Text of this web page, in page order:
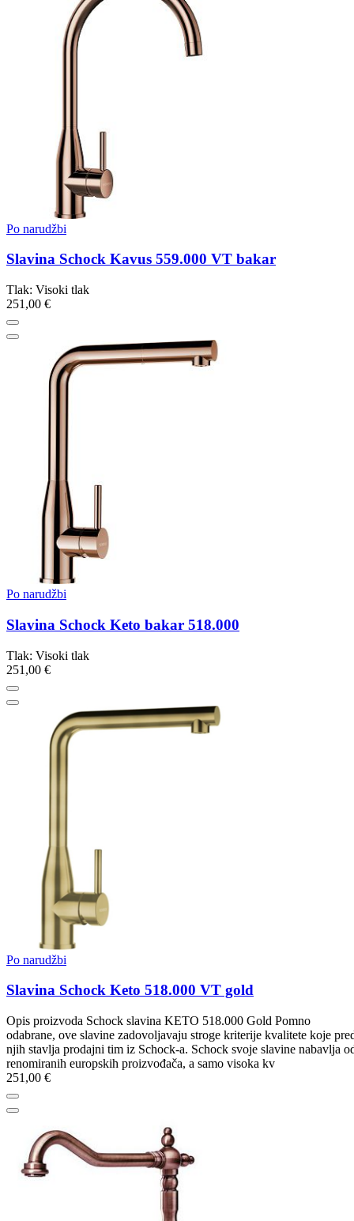
Po narudžbi
Slavina Schock Kavus 559.000 VT bakar
Tlak: Visoki tlak
251,00 €
Po narudžbi
Slavina Schock Keto bakar 518.000
Tlak: Visoki tlak
251,00 €
Po narudžbi
Slavina Schock Keto 518.000 VT gold
Opis proizvoda Schock slavina KETO 518.000 Gold Pomno
odabrane, ove slavine zadovoljavaju stroge kriterije kvalitete koje
njih stavlja prodajni tim iz Schock-a. Schock svoje slavine nabavlja
renomiranih europskih proizvođača, a samo visoka kv
251,00 €